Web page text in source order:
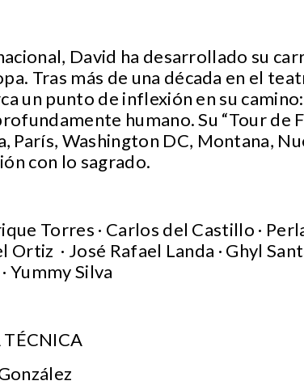
David ha desarrollado su
Tras más de una década en el
un punto de inflexión en su
humano. Su “Tour de
París, Washington DC, Montana,
con lo sagrado.
Torres · Carlos del Castillo ·
Ortiz · José Rafael Landa · Ghyl
Yummy Silva
TÉCNICA